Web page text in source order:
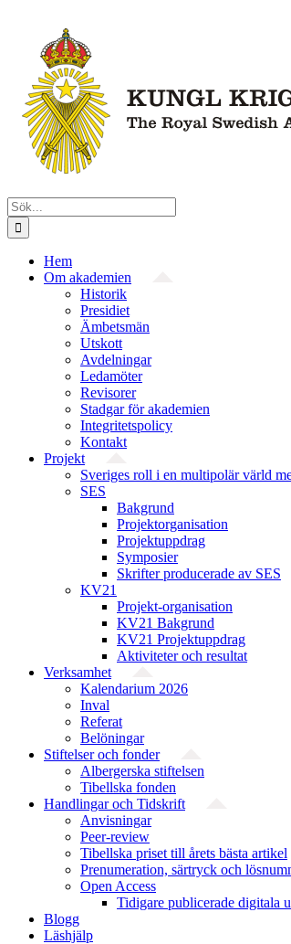
innehållet
Sök
efter:
Hem
Om akademien
Historik
Presidiet
Ämbetsmän
Utskott
Avdelningar
Ledamöter
Revisorer
Stadgar för akademien
Integritetspolicy
Kontakt
Projekt
Sveriges roll i en multipolär värld
SES
Bakgrund
Projekt­organisation
Projektuppdrag
Symposier
Skrifter producerade av SES
KV21
Projekt-organisation
KV21 Bakgrund
KV21 Projektuppdrag
Aktiviteter och resultat
Verksamhet
Kalendarium 2026
Inval
Referat
Belöningar
Stiftelser och fonder
Albergerska stiftelsen
Tibellska fonden
Handlingar och Tidskrift
Anvisningar
Peer-review
Tibellska priset till årets bästa artikel
Prenumeration, särtryck och
Open Access
Tidigare publicerade digitala
Blogg
Läshjälp